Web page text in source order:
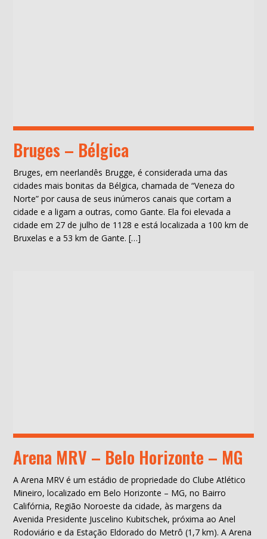
Bruges – Bélgica
Bruges, em neerlandês Brugge, é considerada uma das
cidades mais bonitas da Bélgica, chamada de “Veneza do
Norte” por causa de seus inúmeros canais que cortam a
cidade e a ligam a outras, como Gante. Ela foi elevada a
cidade em 27 de julho de 1128 e está localizada a 100 km de
Bruxelas e a 53 km de Gante. […]
Arena MRV – Belo Horizonte – MG
A Arena MRV é um estádio de propriedade do Clube Atlético
Mineiro, localizado em Belo Horizonte – MG, no Bairro
Califórnia, Região Noroeste da cidade, às margens da
Avenida Presidente Juscelino Kubitschek, próxima ao Anel
Rodoviário e da Estação Eldorado do Metrô (1,7 km). A Arena